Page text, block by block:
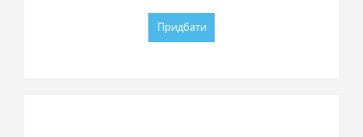
Придбати